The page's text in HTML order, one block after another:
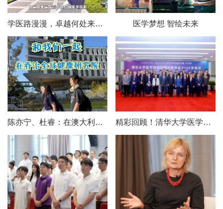
学医路漫漫，卓越何处来？且听清华师生说 医学梦想 智绘未来
陈亦宁、杜睿：在澳大利亚乔治全球健康研究院的科研交流日记 精彩回顾！清华大学医学院国际顾问委员会2025年会议